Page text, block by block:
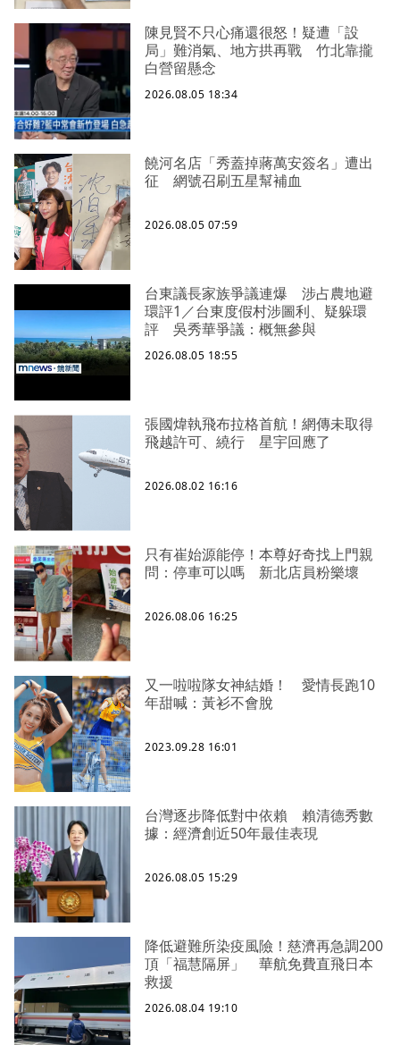
陳見賢不只心痛還很怒！疑遭「設
局」難消氣、地方拱再戰 竹北靠攏
白營留懸念
2026.08.05 18:34
饒河名店「秀蓋掉蔣萬安簽名」遭出
征 網號召刷五星幫補血
2026.08.05 07:59
台東議長家族爭議連爆 涉占農地避
環評1／台東度假村涉圖利、疑躲環
評 吳秀華爭議：概無參與
2026.08.05 18:55
張國煒執飛布拉格首航！網傳未取得
飛越許可、繞行 星宇回應了
2026.08.02 16:16
只有崔始源能停！本尊好奇找上門親
問：停車可以嗎 新北店員粉樂壞
2026.08.06 16:25
又一啦啦隊女神結婚！ 愛情長跑10
年甜喊：黃衫不會脫
2023.09.28 16:01
台灣逐步降低對中依賴 賴清德秀數
據：經濟創近50年最佳表現
2026.08.05 15:29
降低避難所染疫風險！慈濟再急調200
頂「福慧隔屏」 華航免費直飛日本
救援
2026.08.04 19:10